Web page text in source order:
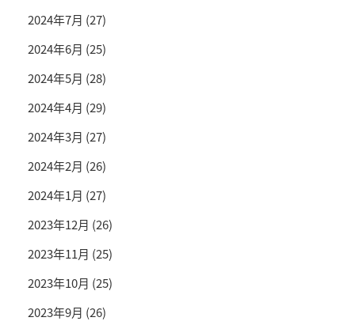
2024年7月 (27)
2024年6月 (25)
2024年5月 (28)
2024年4月 (29)
2024年3月 (27)
2024年2月 (26)
2024年1月 (27)
2023年12月 (26)
2023年11月 (25)
2023年10月 (25)
2023年9月 (26)